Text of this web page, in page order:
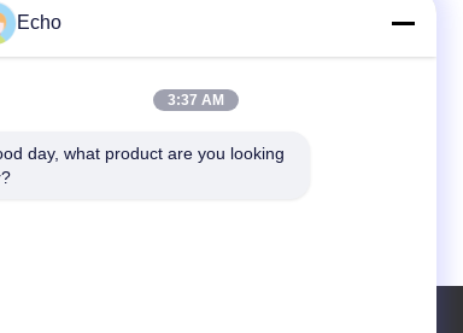
запрос
Echo
3:37 AM
day, what product are you looking